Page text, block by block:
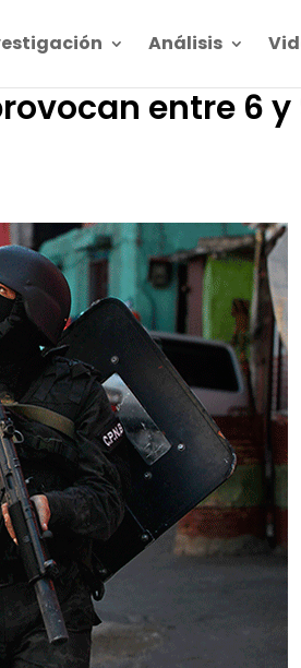
Análisis
entre 6 y